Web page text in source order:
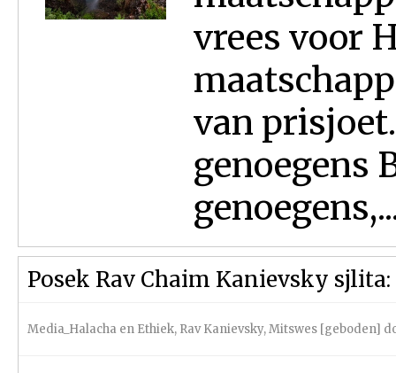
vrees voor
van
genoegens
Posek Rav Chaim Kanievsky
Media_Halacha en Ethiek, Rav Kanievsky,Mitswes [geboden]